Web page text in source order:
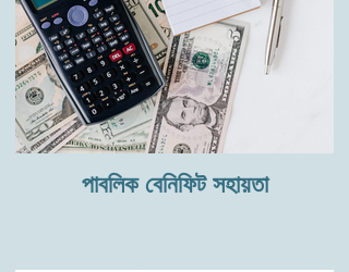
পাবলিক বেনিফিট সহায়তা